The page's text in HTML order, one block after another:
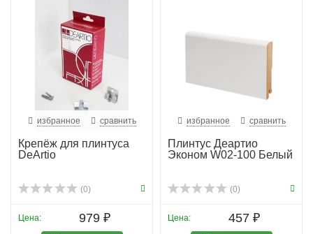
избранное сравнить
Крепёж для плинтуса
DeArtio
(0)
Цена: 979 ₽
избранное сравнить
Плинтус Деартио
Эконом W02-100 Белый
(0)
Цена: 457 ₽